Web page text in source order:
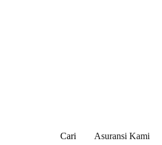
Cari Asuransi Kami